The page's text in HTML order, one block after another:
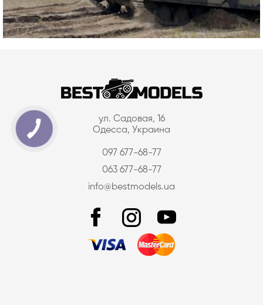
ул. Садовая, 16
Одесса, Украина
097 677-68-77
063 677-68-77
info@bestmodels.ua